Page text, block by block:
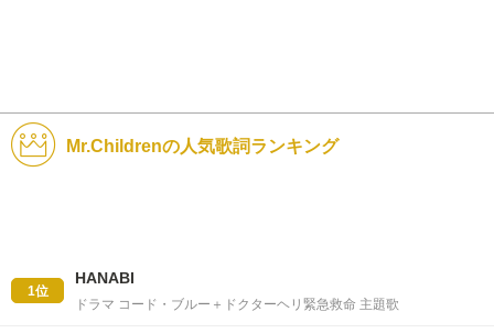
Mr.Childrenの人気歌詞ランキング
1位
HANABI
ドラマ コード・ブルー＋ドクターヘリ緊急救命 主題歌